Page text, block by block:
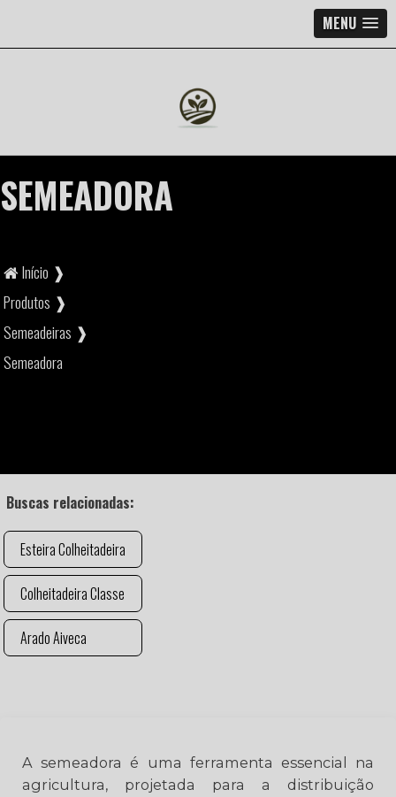
MENU
SEMEADORA
Início ❱
Produtos ❱
Semeadeiras ❱
Semeadora
Buscas relacionadas:
Esteira Colheitadeira
Colheitadeira Classe
Arado Aiveca
A semeadora é uma ferramenta essencial na
agricultura, projetada para a distribuição